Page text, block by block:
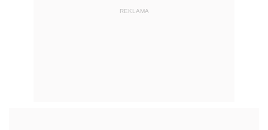
REKLAMA